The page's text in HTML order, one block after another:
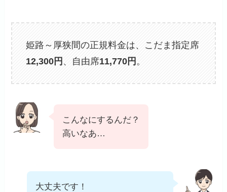
姫路～厚狭間の正規料金は、こだま指定席
12,300円 、自由席11,770 円 。
こんなにするんだ？
高いなあ…
大丈夫です！